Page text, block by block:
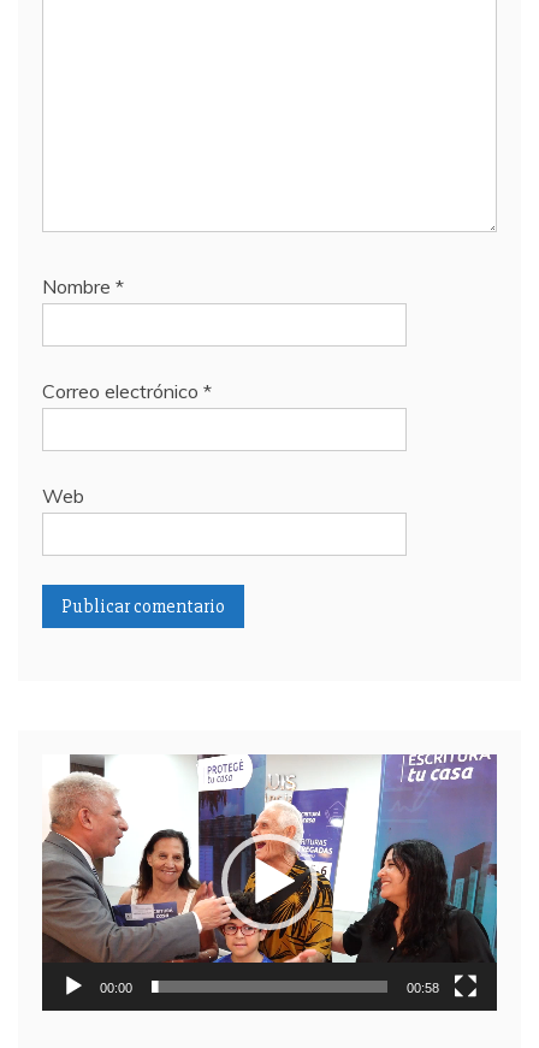
Nombre *
Correo electrónico *
Web
Reproductor
de
video
00:00 00:58